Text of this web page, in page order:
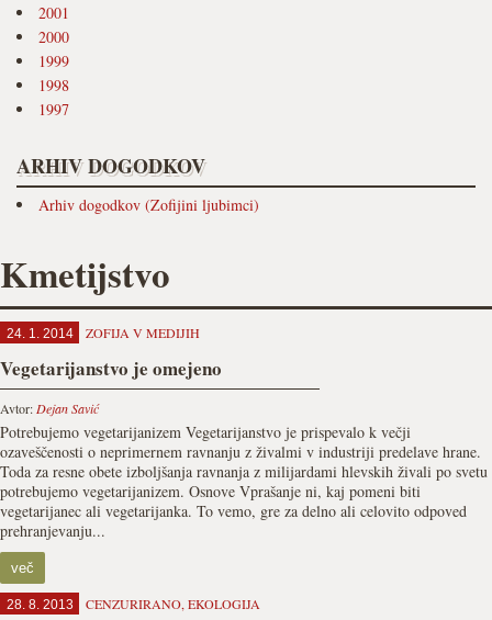
2001
2000
1999
1998
1997
ARHIV DOGODKOV
Arhiv dogodkov (Zofijini ljubimci)
Kmetijstvo
24. 1. 2014 ZOFIJA V MEDIJIH
Vegetarijanstvo je omejeno
Avtor: Dejan Savić
Potrebujemo vegetarijanizem Vegetarijanstvo je prispevalo k večji
ozaveščenosti o neprimernem ravnanju z živalmi v industriji predelave hrane.
Toda za resne obete izboljšanja ravnanja z milijardami hlevskih živali po svetu
potrebujemo vegetarijanizem. Osnove Vprašanje ni, kaj pomeni biti
vegetarijanec ali vegetarijanka. To vemo, gre za delno ali celovito odpoved
prehranjevanju...
več
28. 8. 2013 CENZURIRANO, EKOLOGIJA